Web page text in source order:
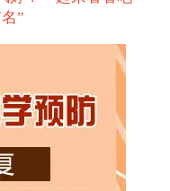
”